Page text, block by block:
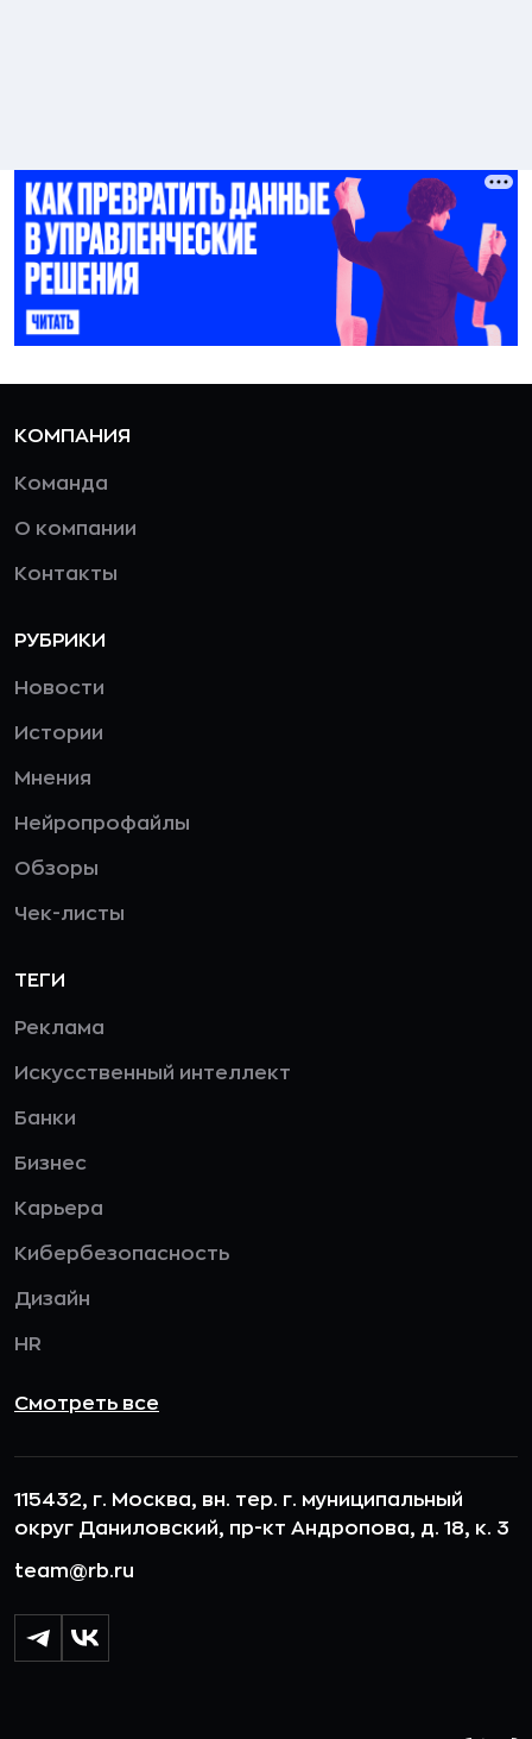
КОМПАНИЯ
Команда
О компании
Контакты
РУБРИКИ
Новости
Истории
Мнения
Нейропрофайлы
Обзоры
Чек-листы
ТЕГИ
Реклама
Искусственный интеллект
Банки
Бизнес
Карьера
Кибербезопасность
Дизайн
HR
Смотреть все
115432, г. Москва, вн. тер. г. муниципальный
округ Даниловский, пр-кт Андропова, д. 18, к. 3
team@rb.ru